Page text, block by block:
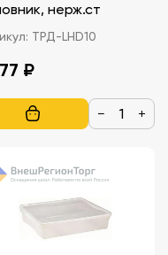
нерж.ст
ТРД-LHD10
₽
− +